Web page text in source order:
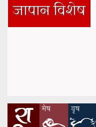
जापान विशेष